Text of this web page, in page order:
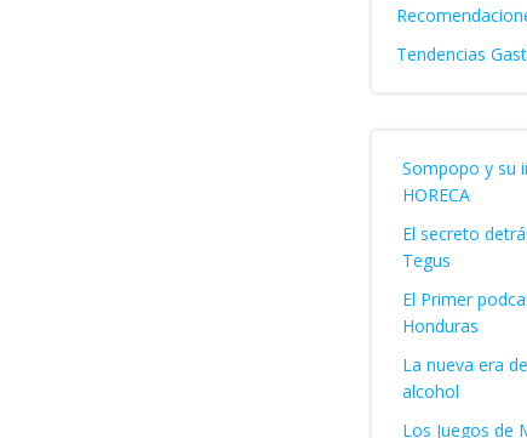
Tendencias
Sompopo y su
HORECA
El secreto
Tegus
El Primer
Honduras
La nueva era
alcohol
Los Juegos de